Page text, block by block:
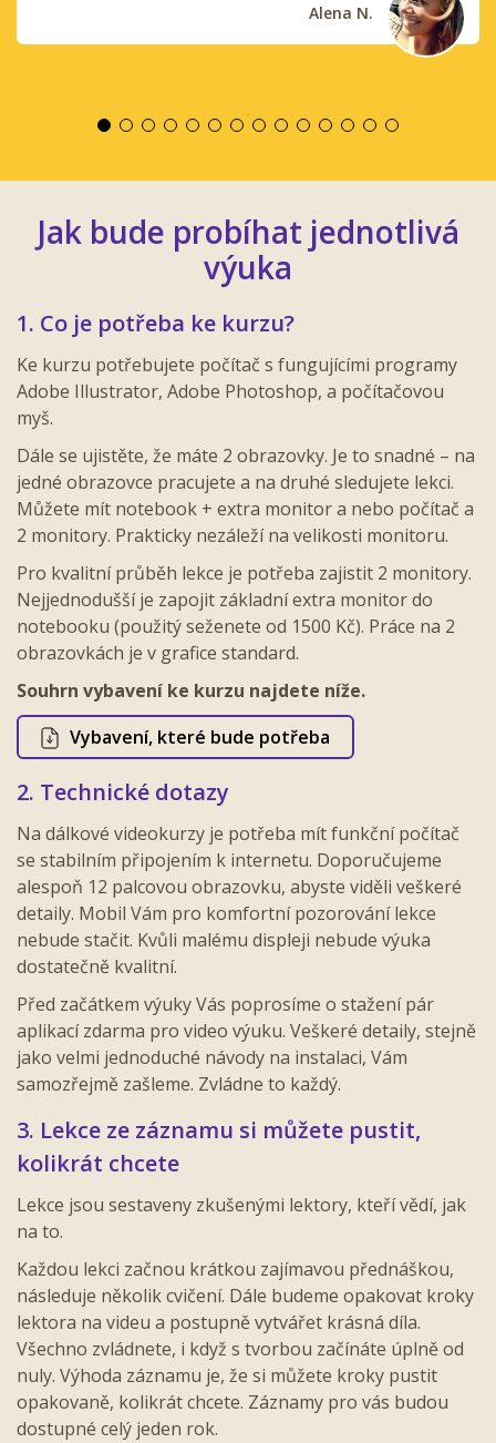
Alena N.
Jak bude probíhat jednotlivá
výuka
1. Co je potřeba ke kurzu?
Ke kurzu potřebujete počítač s fungujícími programy
Adobe Illustrator, Adobe Photoshop, a počítačovou
myš.
Dále se ujistěte, že máte 2 obrazovky. Je to snadné – na
jedné obrazovce pracujete a na druhé sledujete lekci.
Můžete mít notebook + extra monitor a nebo počítač a
2 monitory. Prakticky nezáleží na velikosti monitoru.
Pro kvalitní průběh lekce je potřeba zajistit 2 monitory.
Nejjednodušší je zapojit základní extra monitor do
notebooku (použitý seženete od 1500 Kč). Práce na 2
obrazovkách je v grafice standard.
Souhrn vybavení ke kurzu najdete níže.
Vybavení, které bude potřeba
2. Technické dotazy
Na dálkové videokurzy je potřeba mít funkční počítač
se stabilním připojením k internetu. Doporučujeme
alespoň 12 palcovou obrazovku, abyste viděli veškeré
detaily. Mobil Vám pro komfortní pozorování lekce
nebude stačit. Kvůli malému displeji nebude výuka
dostatečně kvalitní.
Před začátkem výuky Vás poprosíme o stažení pár
aplikací zdarma pro video výuku. Veškeré detaily, stejně
jako velmi jednoduché návody na instalaci, Vám
samozřejmě zašleme. Zvládne to každý.
3. Lekce ze záznamu si můžete pustit,
kolikrát chcete
Lekce jsou sestaveny zkušenými lektory, kteří vědí, jak
na to.
Každou lekci začnou krátkou zajímavou přednáškou,
následuje několik cvičení. Dále budeme opakovat kroky
lektora na videu a postupně vytvářet krásná díla.
Všechno zvládnete, i když s tvorbou začínáte úplně od
nuly. Výhoda záznamu je, že si můžete kroky pustit
opakovaně, kolikrát chcete. Záznamy pro vás budou
dostupné celý jeden rok.